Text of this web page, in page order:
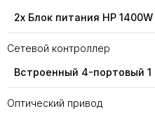
2x Блок питания HP
Сетевой контроллер
Встроенный 4-портовый 1
Оптический привод